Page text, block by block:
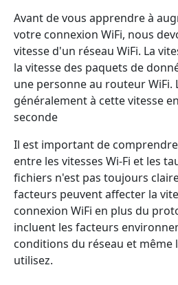
Avant de vous apprendre à
votre connexion WiFi, nous
vitesse d'un réseau WiFi. La
la vitesse des paquets de
une personne au routeur WiFi.
généralement à cette vitesse
seconde
Il est important de
entre les vitesses Wi-Fi et les
fichiers n'est pas toujours
facteurs peuvent affecter la
connexion WiFi en plus du
incluent les facteurs
conditions du réseau et même
utilisez.